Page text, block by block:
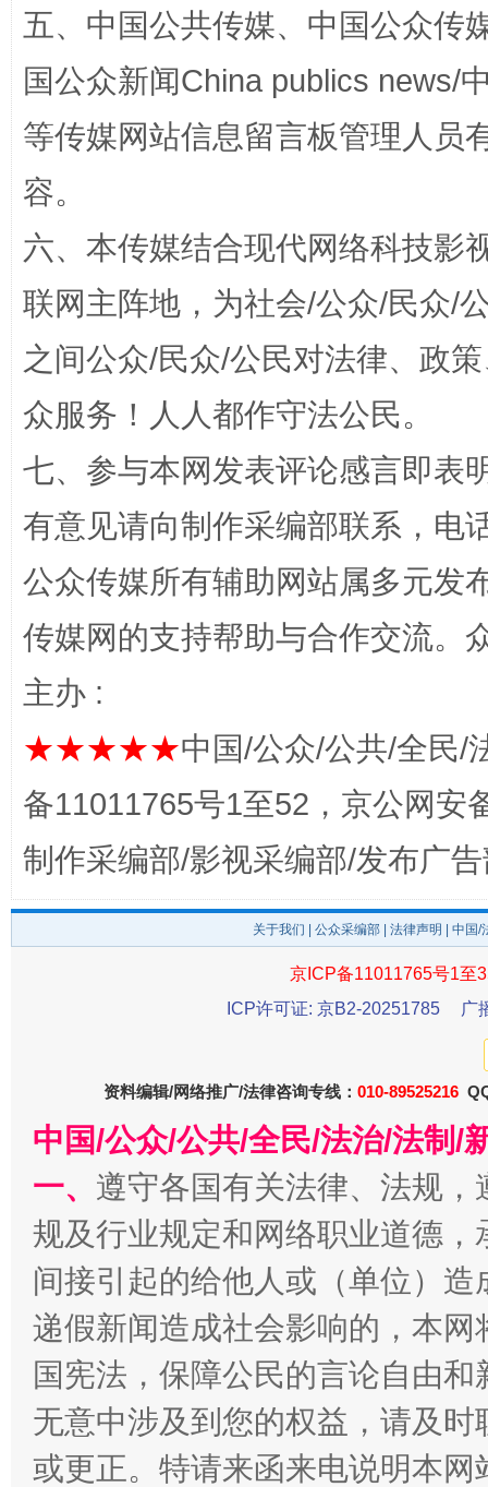
扯下公款旅游的“隐身衣” 如何以
“蜀中异人”王建安的艺术幻境
完善运行机制助力责任有效落实
东山县通报“牛蛙产品抗生素超标问题” 法
千年窑火 生生不息 一
五、中国公共传媒、中国公众传
国公众新闻China publics news/
等传媒网站信息留言板管理人员
容。
六、本传媒结合现代网络科技影
联网主阵地，为社会/公众/民众/
之间公众/民众/公民对法律、政
众服务！人人都作守法公民。
七、参与本网发表评论感言即表
有意见请向制作采编部联系，电
公众传媒所有辅助网站属多元发
传媒网的支持帮助与合作交流。
主办 :
★★★★★中国/公众/公共/全民/
备11011765号1至52，京公网安
制作采编部/影视采编部/发布广
关于我们 公众采编部 法律声明 | 中国
京ICP备11011765号1至
ICP许可证: 京B2-20251785
广
资料编辑/网络推广/法律咨询专线： 010-89525216
中国/公众/公共/全民/法治/法制/
一、 遵守各国有关法律、法规
规及行业规定和网络职业道德
间接引起的给他人或（单位）
递假新闻造成社会影响的，本
国宪法，保障公民的言论自由
无意中涉及到您的权益，请及
或更正。特请来函来电说明本